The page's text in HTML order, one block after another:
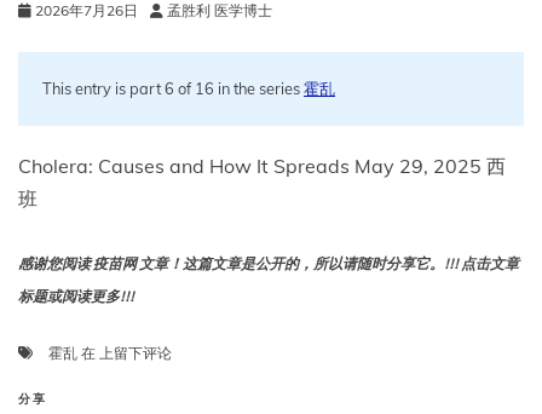
2026年7月26日 孟胜利 医学博士
This entry is part 6 of 16 in the series霍乱
Cholera: Causes and How It Spreads May 29, 2025 西
班
感谢您阅读 疫苗网 文章！这篇文章是公开的，所以请随时分享它。!!! 点击文章
标题或阅读更多!!!
霍乱 在 霍
上留下评论
分享